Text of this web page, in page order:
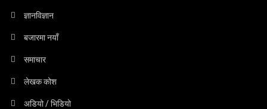
ज्ञानविज्ञान
बजारमा नयाँ
समाचार
लेखक कोश
अडियो / भिडियो